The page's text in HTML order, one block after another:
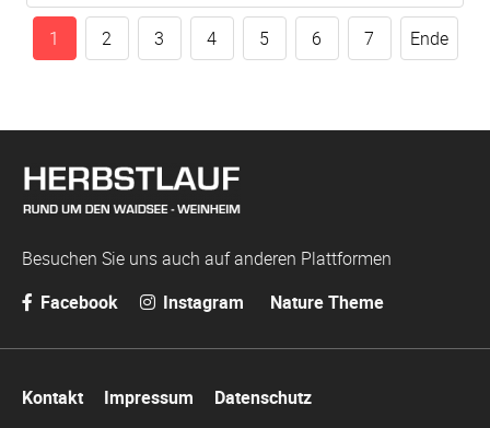
1 2 3 4 5 6 7 Ende
Besuchen Sie uns auch auf anderen Plattformen
Facebook
Instagram Nature Theme
überspringen
Kontakt Impressum Datenschutz